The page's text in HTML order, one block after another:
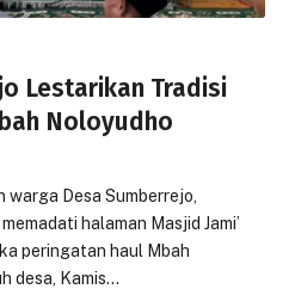
Lestarikan Tradisi
Noloyudho
warga Desa Sumberrejo,
halaman Masjid Jami’
peringatan haul Mbah
desa, Kamis…